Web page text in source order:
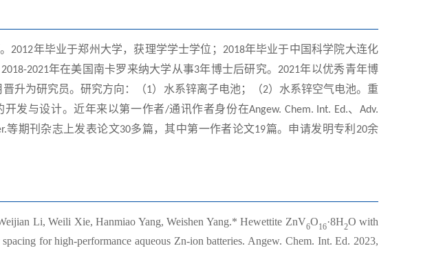
2012年毕业于郑州大学，获理学学士学位； 2018年毕业于中国科学院大连化
2018-2021年在美国南卡罗来纳大学从事3年博士后研究。 2021年以优秀青年博
晋升为研究员。研究方向：（1）水系锌离子电池；（2）水系锌空气电池。重
发与设计。近年来以第一作者/通讯作者身份在Angew. Chem. Int. Ed.、Adv.
等期刊杂志上发表论文30多篇，其中第一作者论文19篇。申请发明专利 20余
Li, Weili Xie, Hanmiao Yang, Weishen Yang.* Hewettite ZnV6O16·8H2O with
for high-performance aqueous Zn-ion batteries. Angew. Chem. Int. Ed. 2023,